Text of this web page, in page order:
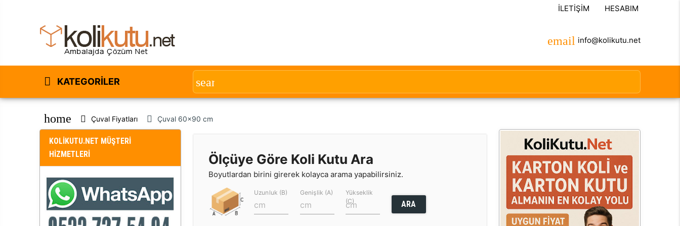
İLETIŞIM HESABIM
info@kolikutu.net
KATEGORILER
home Çuval Fiyatları Çuval 60x90 cm
KOLİKUTU.NET MÜŞTERİ
HİZMETLERİ
Ölçüye Göre Koli Kutu Ara
Boyutlardan birini girerek kolayca arama yapabilirsiniz.
Uzunluk (B) Genişlik (A)
Yükseklik
(C)
ARA